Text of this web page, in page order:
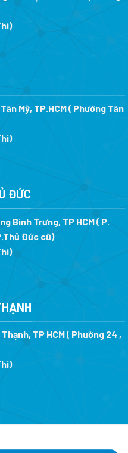
Mỹ, TP.HCM ( Phường Tân
)
ĐỨC
Bình Trưng, TP HCM ( P.
Đức cũ)
TP HCM ( Phường 24 ,